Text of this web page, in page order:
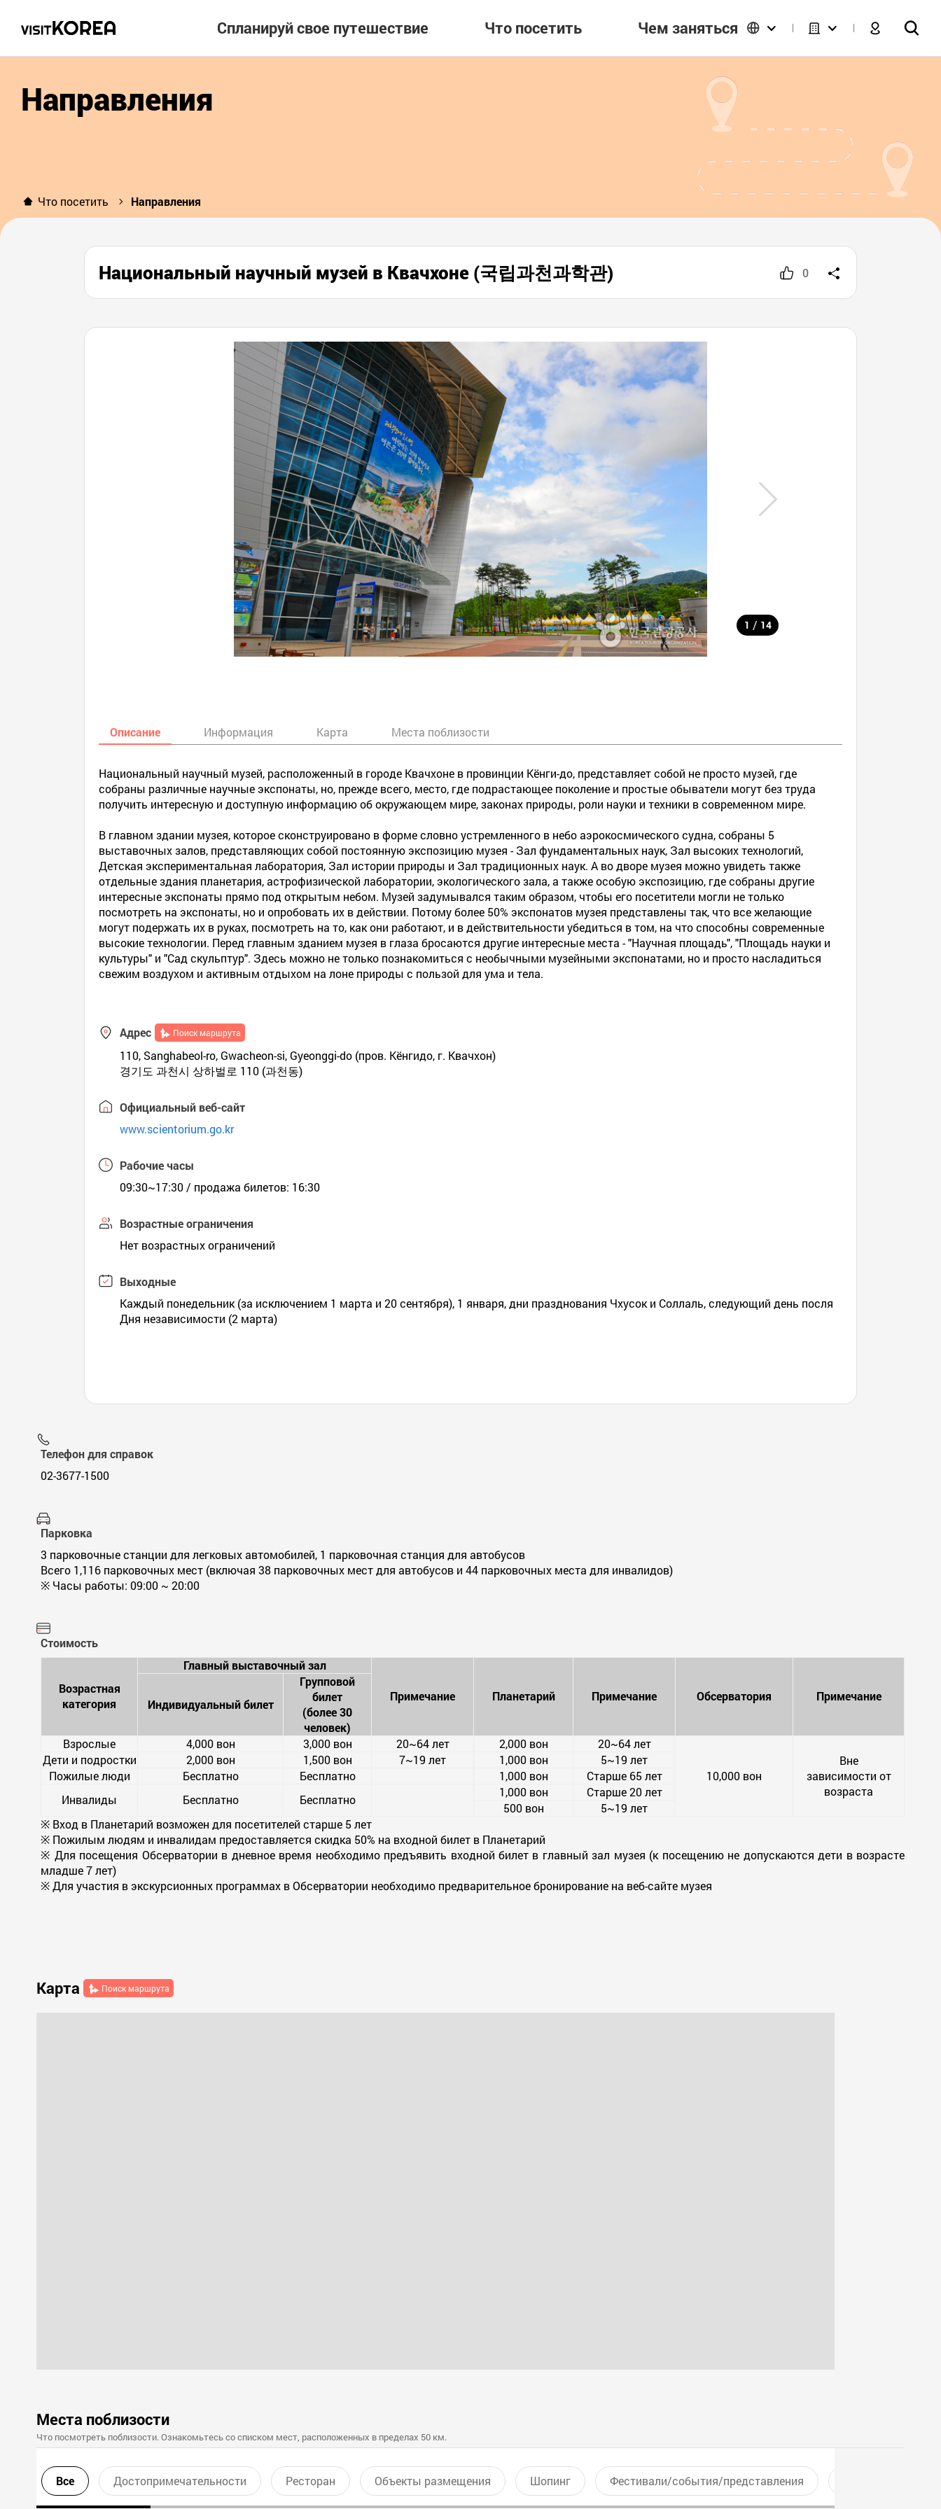
Спланируй свое путешествие Что посетить Чем заняться
Направления
Что посетить Направления
Национальный научный музей в Квачхоне (국립과천과학관) 0
1 / 14
Описание Информация Карта Места поблизости
Национальный научный музей, расположенный в городе Квачхоне в провинции Кёнги-до, представляет собой не просто музей, где
собраны различные научные экспонаты, но, прежде всего, место, где подрастающее поколение и простые обыватели могут без труда
получить интересную и доступную информацию об окружающем мире, законах природы, роли науки и техники в современном мире.
В главном здании музея, которое сконструировано в форме словно устремленного в небо аэрокосмического судна, собраны 5
выставочных залов, представляющих собой постоянную экспозицию музея - Зал фундаментальных наук, Зал высоких технологий,
Детская экспериментальная лаборатория, Зал истории природы и Зал традиционных наук. А во дворе музея можно увидеть также
отдельные здания планетария, астрофизической лаборатории, экологического зала, а также особую экспозицию, где собраны другие
интересные экспонаты прямо под открытым небом. Музей задумывался таким образом, чтобы его посетители могли не только
посмотреть на экспонаты, но и опробовать их в действии. Потому более 50% экспонатов музея представлены так, что все желающие
могут подержать их в руках, посмотреть на то, как они работают, и в действительности убедиться в том, на что способны современные
высокие технологии. Перед главным зданием музея в глаза бросаются другие интересные места - "Научная площадь", "Площадь науки и
культуры" и "Сад скульптур". Здесь можно не только познакомиться с необычными музейными экспонатами, но и просто насладиться
свежим воздухом и активным отдыхом на лоне природы с пользой для ума и тела.
Адрес Поиск маршрута
110, Sanghabeol-ro, Gwacheon-si, Gyeonggi-do (пров. Кёнгидо, г. Квачхон)
경기도 과천시 상하벌로 110 (과천동)
Официальный веб-сайт
www.scientorium.go.kr
Рабочие часы
09:30~17:30 / продажа билетов: 16:30
Возрастные ограничения
Нет возрастных ограничений
Выходные
Каждый понедельник (за исключением 1 марта и 20 сентября), 1 января, дни празднования Чхусок и Соллаль, следующий день посля
Дня независимости (2 марта)
Телефон для справок
02-3677-1500
Парковка
3 парковочные станции для легковых автомобилей, 1 парковочная станция для автобусов
Всего 1,116 парковочных мест (включая 38 парковочных мест для автобусов и 44 парковочных места для инвалидов)
※ Часы работы: 09:00 ~ 20:00
Стоимость
Возрастная
категория
Главный выставочный зал
Примечание Планетарий Примечание Обсерватория Примечание
Индивидуальный билет
Групповой
билет
(более 30
человек)
Взрослые
4,000 вон 3,000 вон 20~64 лет 2,000 вон 20~64 лет
10,000 вон
Вне
зависимости от
возраста
Дети и подростки 2,000 вон 1,500 вон 7~19 лет 1,000 вон
5~19 лет
Пожилые люди
Бесплатно Бесплатно 1,000 вон
Старше 65 лет
Инвалиды
Бесплатно Бесплатно
1,000 вон
Старше 20 лет
500 вон
5~19 лет
※ Вход в Планетарий возможен для посетителей старше 5 лет
※ Пожилым людям и инвалидам предоставляется скидка 50% на входной билет в Планетарий
※ Для посещения Обсерватории в дневное время необходимо предъявить входной билет в главный зал музея (к посещению не допускаются дети в возрасте
младше 7 лет)
※ Для участия в экскурсионных программах в Обсерватории необходимо предварительное бронирование на веб-сайте музея
Карта Поиск маршрута
Места поблизости
Что посмотреть поблизости. Ознакомьтесь со списком мест, расположенных в пределах 50 км.
Все Достопримечательности Ресторан Объекты размещения Шопинг Фестивали/события/представления